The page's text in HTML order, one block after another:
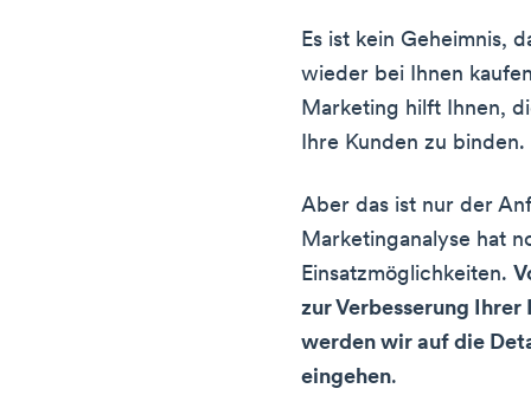
Es ist kein Geheimnis,
wieder bei Ihnen
Marketing hilft Ihnen,
Ihre Kunden zu binden.
Aber das ist nur der
Marketinganalyse hat
Einsatzmöglichkeiten.
zur Verbesserung
werden wir auf die
eingehen.